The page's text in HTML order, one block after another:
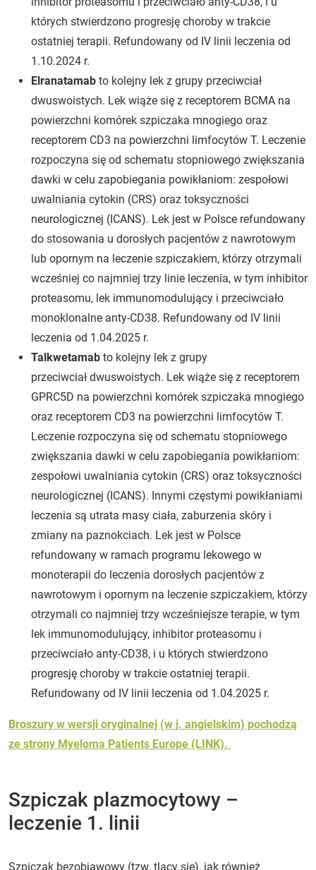
których stwierdzono progresję choroby w trakcie
ostatniej terapii. Refundowany od IV linii leczenia od
1.10.2024 r.
Elranatamab to kolejny lek z grupy przeciwciał
dwuswoistych. Lek wiąże się z receptorem BCMA na
powierzchni komórek szpiczaka mnogiego oraz
receptorem CD3 na powierzchni limfocytów T. Leczenie
rozpoczyna się od schematu stopniowego zwiększania
dawki w celu zapobiegania powikłaniom: zespołowi
uwalniania cytokin (CRS) oraz toksyczności
neurologicznej (ICANS). Lek jest w Polsce refundowany
do stosowania u dorosłych pacjentów z nawrotowym
lub opornym na leczenie szpiczakiem, którzy otrzymali
wcześniej co najmniej trzy linie leczenia, w tym inhibitor
proteasomu, lek immunomodulujący i przeciwciało
monoklonalne anty-CD38. Refundowany od IV linii
leczenia od 1.04.2025 r.
Talkwetamab to kolejny lek z grupy
przeciwciał dwuswoistych. Lek wiąże się z receptorem
GPRC5D na powierzchni komórek szpiczaka mnogiego
oraz receptorem CD3 na powierzchni limfocytów T.
Leczenie rozpoczyna się od schematu stopniowego
zwiększania dawki w celu zapobiegania powikłaniom:
zespołowi uwalniania cytokin (CRS) oraz toksyczności
neurologicznej (ICANS). Innymi częstymi powikłaniami
leczenia są utrata masy ciała, zaburzenia skóry i
zmiany na paznokciach. Lek jest w Polsce
refundowany w ramach programu lekowego w
monoterapii do leczenia dorosłych pacjentów z
nawrotowym i opornym na leczenie szpiczakiem, którzy
otrzymali co najmniej trzy wcześniejsze terapie, w tym
lek immunomodulujący, inhibitor proteasomu i
przeciwciało anty-CD38, i u których stwierdzono
progresję choroby w trakcie ostatniej terapii.
Refundowany od IV linii leczenia od 1.04.2025 r.
Broszury w wersji oryginalnej (w j. angielskim) pochodzą
ze strony Myeloma Patients Europe (LINK).
Szpiczak plazmocytowy –
leczenie 1. linii
Szpiczak bezobjawowy (tzw. tlący się), jak również